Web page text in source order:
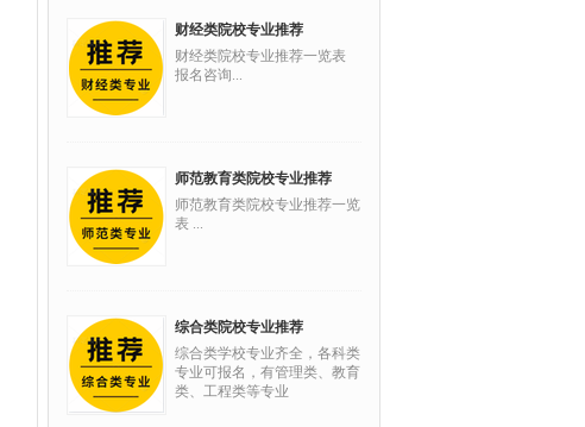
财经类院校专业推荐
财经类院校专业推荐一览表
报名咨询...
师范教育类院校专业推荐
师范教育类院校专业推荐一览
表 ...
综合类院校专业推荐
综合类学校专业齐全，各科类
专业可报名，有管理类、教育
类、工程类等专业